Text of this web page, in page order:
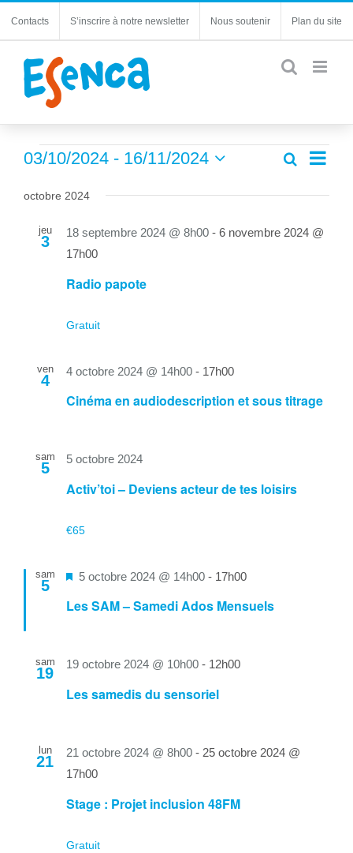
Contacts S’inscrire à notre newsletter Nous soutenir Plan du site
Évènements
de
Recherche
vues
Liste
03/10/2024 - 16/11/2024
une
octobre 2024
jeu
3
Radio papote
18 septembre 2024 @ 8h00 - 6 novembre 2024 @
17h00
Gratuit
ven
4
Cinéma en audiodescription et sous titrage
4 octobre 2024 @ 14h00 - 17h00
sam
5
Activ’toi – Deviens acteur de tes loisirs
5 octobre 2024
€65
sam
5
Les SAM – Samedi Ados Mensuels
Mis
5 octobre 2024 @ 14h00 - 17h00
sam
19
Les samedis du sensoriel
19 octobre 2024 @ 10h00 - 12h00
lun
21
Stage : Projet inclusion 48FM
21 octobre 2024 @ 8h00 - 25 octobre 2024 @
17h00
Gratuit